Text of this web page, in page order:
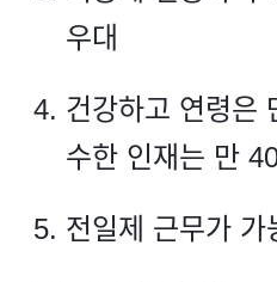
우대
건강하고 연령은
수한 인재는 만
전일제 근무가 가